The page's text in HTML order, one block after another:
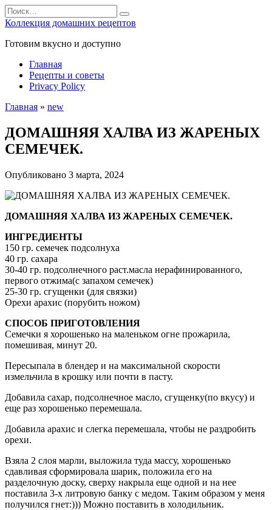
Перейти
к
содержанию
Search
for:
Коллекция домашних рецептов
Готовим вкусно и доступно
Главная
Рецепты и советы
Privacy Policy
Главная » new
ДОМАШНЯЯ ХАЛВА ИЗ ЖАРЕНЫХ
СЕМЕЧЕК.
Опубликовано 3 марта, 2024
ДОМАШНЯЯ ХАЛВА ИЗ ЖАРЕНЫХ СЕМЕЧЕК.
ИНГРЕДИЕНТЫ
150 гр. семечек подсолнуха
40 гр. сахара
30-40 гр. подсолнечного раст.масла нерафинированного,
первого отжима(с запахом семечек)
25-30 гр. сгущенки (для связки)
Орехи арахис (порубить ножом)
СПОСОБ ПРИГОТОВЛЕНИЯ
Семечки я хорошенько на маленьком огне прожарила,
помешивая, минут 20.
Пересыпала в блендер и на максимальной скорости
измельчила в крошку или почти в пасту.
Добавила сахар, подсолнечное масло, сгущенку(по вкусу) и
еще раз хорошенько перемешала.
Добавила арахис и слегка перемешала, чтобы не раздробить
орехи.
Взяла 2 слоя марли, выложила туда массу, хорошенько
сдавливая сформировала шарик, положила его на
разделочную доску, сверху накрыла еще одной и на нее
поставила 3-х литровую банку с медом. Таким образом у меня
получился гнет:))) Можно поставить в холодильник.